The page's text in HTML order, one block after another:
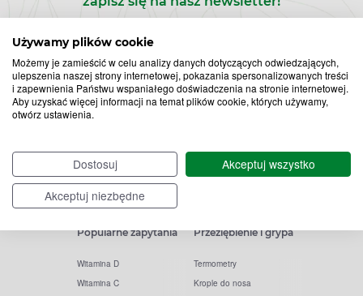
Używamy plików cookie
Możemy je zamieścić w celu analizy danych dotyczących odwiedzających,
ulepszenia naszej strony internetowej, pokazania spersonalizowanych treści
i zapewnienia Państwu wspaniałego doświadczenia na stronie internetowej.
Aby uzyskać więcej informacji na temat plików cookie, których używamy,
otwórz ustawienia.
Dostosuj
Akceptuj wszystko
Akceptuj niezbędne
Zapisz
do
newslettera
Chcę otrzymywać newsletter Apteline* rozwiń>
Popularne zapytania
Witamina D
Witamina C
Przeziębienie i grypa
Termometry
Krople do nosa